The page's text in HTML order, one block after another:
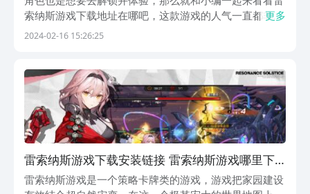
索纳斯游戏下载地址在哪吧，这款游戏的人气一直都非常
的高，它也为大家提供了多种不同的阵容与策略搭配，因
解...
更多
2024-02-16 15:26:25
雷索纳斯游戏下载安装链接 雷索纳斯游戏哪里下
载
雷索纳斯游戏是一个策略卡牌类的游戏，游戏把家园建设